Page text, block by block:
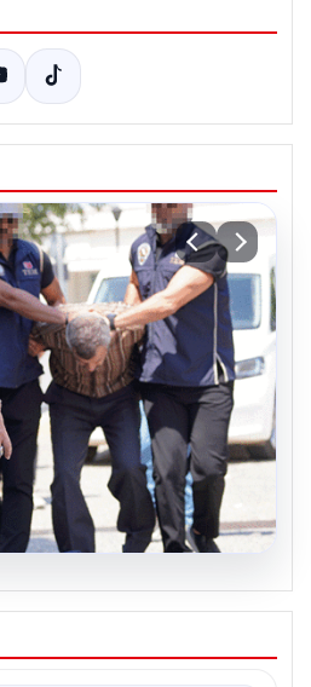
terörist Burkay
itirafı